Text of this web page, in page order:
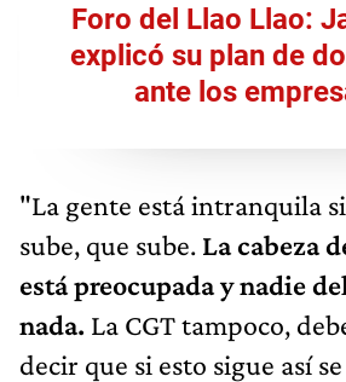
Foro del Llao Llao:
explicó su plan de
ante los
"La gente está intranquila
sube, que sube. La cabeza
está preocupada y nadie
nada. La CGT tampoco,
decir que si esto sigue así